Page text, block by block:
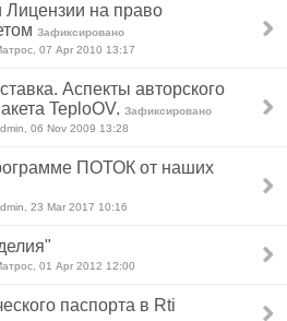
Лицензии на право
Зафиксировано
07 Apr 2010 13:17
Аспекты авторского
TeploOV. Зафиксировано
06 Nov 2009 13:28
ПОТОК от наших
23 Mar 2017 10:16
01 Apr 2012 12:00
паспорта в Rti